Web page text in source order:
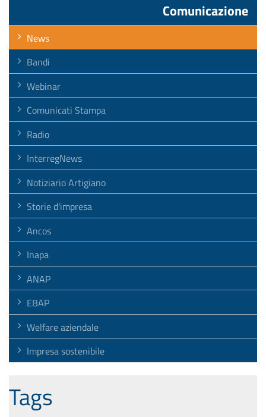
Comunicazione
News
Bandi
Webinar
Comunicati Stampa
Radio
InterregNews
Notiziario Artigiano
Storie d'impresa
Ancos
Inapa
ANAP
EBAP
Welfare aziendale
Impresa sostenibile
Tags